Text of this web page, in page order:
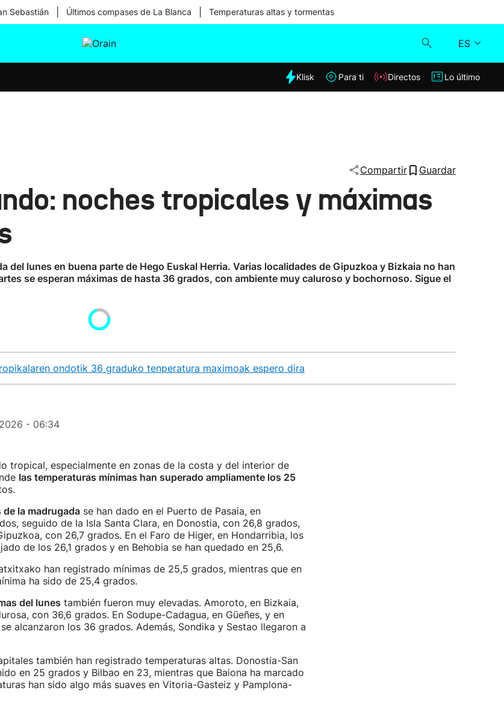
Sebastián Últimos compases de La Blanca Temperaturas altas y tormentas
ES
Klisk
Lo último
Klisk Para ti Directos Lo último
Compartir Guardar
noches tropicales y máximas
del lunes en buena parte de Hego Euskal Herria. Varias localidades de Gipuzkoa y Bizkaia no han
se esperan máximas de hasta 36 grados, con ambiente muy caluroso y bochornoso. Sigue el
ondotik 36 graduko tenperatura maximoak espero dira
- 06:34
tropical, especialmente en zonas de la costa y del interior de
las temperaturas mínimas han superado ampliamente los 25
la madrugadase han dado en el Puerto de Pasaia, en
seguido de la Isla Santa Clara, en Donostia, con 26,8 grados,
con 26,7 grados. En el Faro de Higer, en Hondarribia, los
de los 26,1 grados y en Behobia se han quedado en 25,6.
han registrado mínimas de 25,5 grados, mientras que en
ha sido de 25,4 grados.
del lunes también fueron muy elevadas. Amoroto, en Bizkaia,
con 36,6 grados. En Sodupe-Cadagua, en Güeñes, y en
alcanzaron los 36 grados. Además, Sondika y Sestao llegaron a
también han registrado temperaturas altas. Donostia-San
en 25 grados y Bilbao en 23, mientras que Baiona ha marcado
han sido algo más suaves en Vitoria-Gasteiz y Pamplona-